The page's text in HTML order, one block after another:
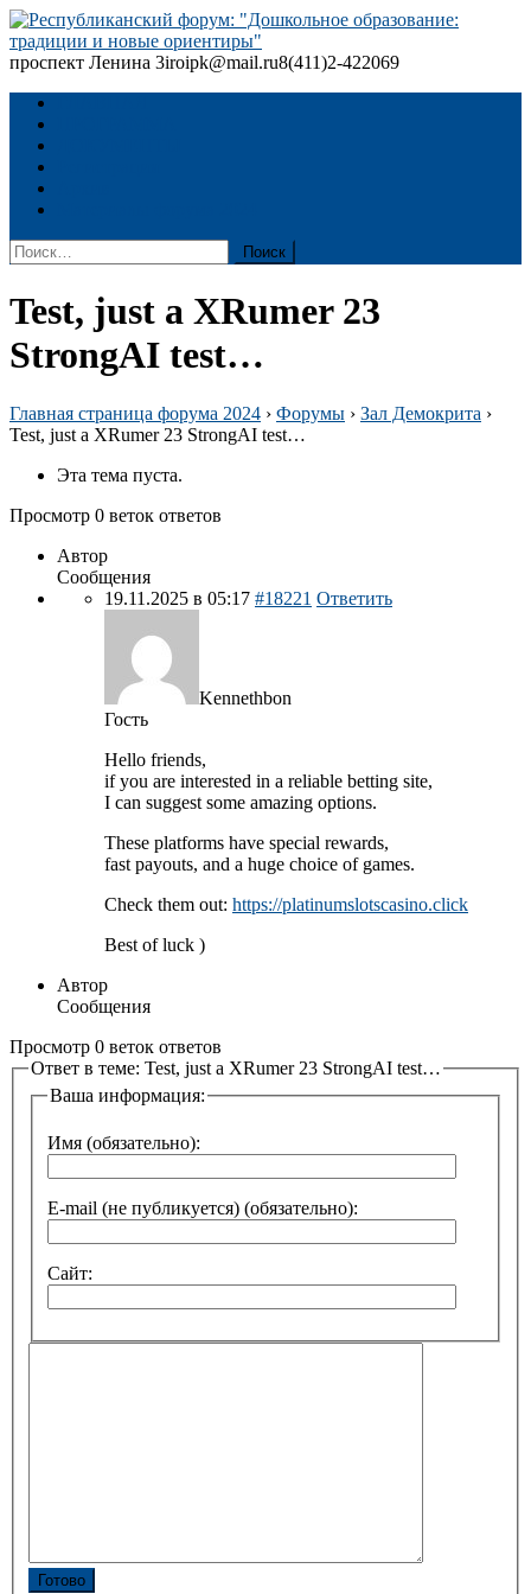
Skip
to
content
и новые ориентиры"
проспект Ленина 3iroipk@mail.ru8(411)2-422069
Найти:
Test, just a XRumer 23
StrongAI test…
Главная страница форума 2024 › Форумы › Зал Демокрита ›
Test, just a XRumer 23 StrongAI test…
Эта тема пуста.
Просмотр 0 веток ответов
Автор
Сообщения
19.11.2025 в 05:17 #18221 Ответить
Kennethbon
Гость
Hello friends,
if you are interested in a reliable betting site,
I can suggest some amazing options.
These platforms have special rewards,
fast payouts, and a huge choice of games.
Check them out: https://platinumslotscasino.click
Best of luck )
Автор
Сообщения
Просмотр 0 веток ответов
Ответ в теме: Test, just a XRumer 23 StrongAI test…
Ваша информация:
Имя (обязательно):
E-mail (не публикуется) (обязательно):
Сайт:
Готово